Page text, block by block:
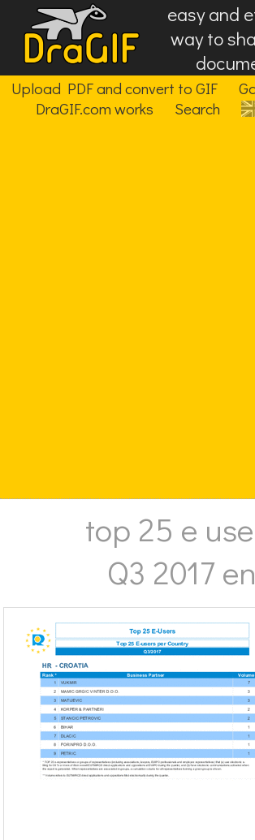
easy and
way to
Upload PDF and convert to GIF
DraGIF.com works
Search
top 25 e
Q3 2017 en